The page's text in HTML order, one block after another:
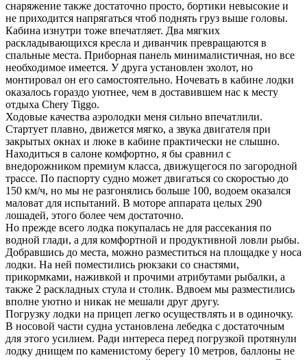
снаряжение также достаточно просто, бортики невысокие и
не приходится напрягаться чтоб поднять груз выше головы.
Кабина изнутри тоже впечатляет. Два мягких
раскладывающихся кресла и диванчик превращаются в
спальные места. Приборная панель минималистичная, но все
необходимое имеется. У друга установлен эхолот, но
монтировал он его самостоятельно. Ночевать в кабине лодки
оказалось гораздо уютнее, чем в доставившем нас к месту
отдыха Chery Tiggo.
Ходовые качества аэролодки меня сильно впечатлили.
Стартует плавно, движется мягко, а звука двигателя при
закрытых окнах и люке в кабине практически не слышно.
Находиться в салоне комфортно, я бы сравнил с
внедорожником премиум класса, движущегося по загородной
трассе. По паспорту судно может двигаться со скоростью до
150 км/ч, но мы не разгонялись больше 100, водоем оказался
маловат для испытаний. В моторе аппарата целых 290
лошадей, этого более чем достаточно.
Но прежде всего лодка покупалась не для рассекания по
водной глади, а для комфортной и продуктивной ловли рыбы.
Добравшись до места, можно разместиться на площадке у носа
лодки. На ней поместились рюкзаки со снастями,
прикормками, наживкой и прочими атрибутами рыбалки, а
также 2 раскладных стула и столик. Вдвоем мы разместились
вполне уютно и никак не мешали друг другу.
Погрузку лодки на прицеп легко осуществлять и в одиночку.
В носовой части судна установлена лебедка с достаточным
для этого усилием. Ради интереса перед погрузкой протянули
лодку днищем по каменистому берегу 10 метров, баллоны не